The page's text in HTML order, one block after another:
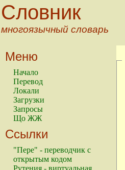
Словник
многоязычный словарь
Меню
Начало
Перевод
Локали
Загрузки
Запросы
Що ЖЖ
Ссылки
"Пере" - переводчик с
открытым кодом
Рутения - виртуальная